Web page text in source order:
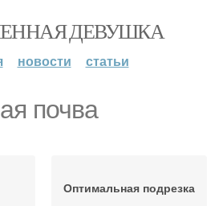
ДЕВУШКА
новости статьи
почва
Оптимальная подрезка